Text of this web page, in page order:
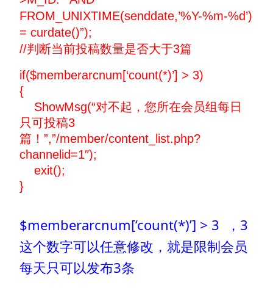
FROM_UNIXTIME(senddate,’%Y-%m-%d’)
= curdate()”);
//判断当前投稿数量是否大于3篇
if($memberarcnum[‘count(*)’] > 3)
{
ShowMsg(“对不起，您所在会员组每日
只可投稿3
篇！”,”/member/content_list.php?
channelid=1″);
exit();
}
$memberarcnum[‘count(*)’] > 3 ，3
这个数字可以任意修改，就是限制会员
每天只可以发布3条